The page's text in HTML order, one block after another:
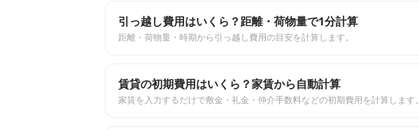
引っ越し費用はいくら？距離・荷物量で1分計算
距離・荷物量・時期から引っ越し費用の目安を計算します。
賃貸の初期費用はいくら？家賃から自動計算
家賃を入力するだけで敷金・礼金・仲介手数料などの初期費用を計算します。